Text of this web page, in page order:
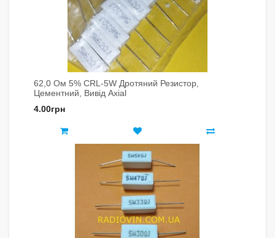
62,0 Ом 5% CRL-5W Дротяний Резистор,
Цементний, Вивід Axial
4.00грн